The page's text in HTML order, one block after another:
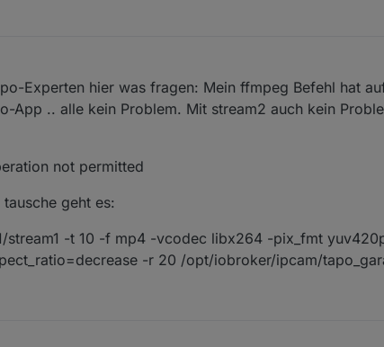
Experten hier was fragen: Mein ffmpeg Befehl hat
App .. alle kein Problem. Mit stream2 auch kein
not permitted
geht es:
stream1 -t 10 -f mp4 -vcodec libx264 -pix_fmt
-r 20 /opt/iobroker/ipcam/